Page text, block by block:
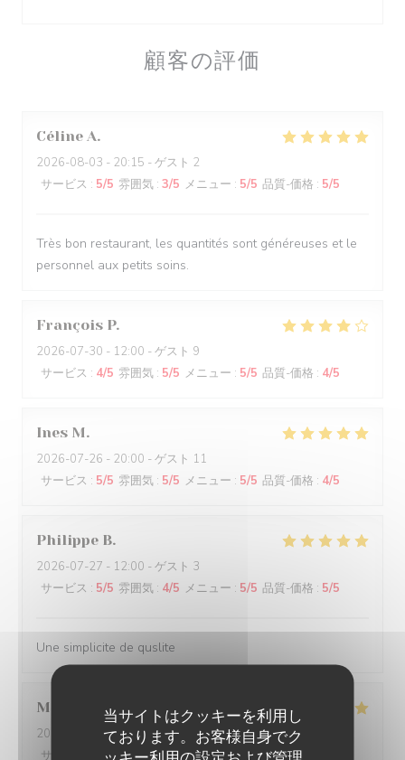
当サイトはクッキーを利用し
ております。お客様自身でク
顧客の評価
Céline A
2026-08-03 - 20:15 - ゲスト 2
サービス : 5/5 雰囲気 : 3/5 メニュー : 5/5 品質-価格 : 5/5
Très bon restaurant, les quantités sont généreuses et le
personnel aux petits soins.
François P
2026-07-30 - 12:00 - ゲスト 9
サービス : 4/5 雰囲気 : 5/5 メニュー : 5/5 品質-価格 : 4/5
Ines M
2026-07-26 - 20:00 - ゲスト 11
サービス : 5/5 雰囲気 : 5/5 メニュー : 5/5 品質-価格 : 4/5
Philippe B
2026-07-27 - 12:00 - ゲスト 3
サービス : 5/5 雰囲気 : 4/5 メニュー : 5/5 品質-価格 : 5/5
Une simplicite de quslite
Manuel B
2026-07-22 - 12:15 - ゲスト 2
サービス
/5 雰囲気: 4/5 メニュー:4 /5 品質-価格